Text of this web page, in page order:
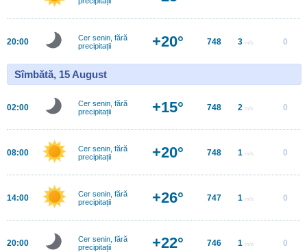
20:00
Cer senin, fără
precipitații
+20° 748 3 m/s 0
Sîmbătă, 15 August
02:00
Cer senin, fără
precipitații
+15° 748 2 m/s 0
08:00
Cer senin, fără
precipitații
+20° 748 1 m/s 0
14:00
Cer senin, fără
precipitații
+26° 747 1 m/s 0
20:00
Cer senin, fără
precipitații
+22° 746 1 m/s 0